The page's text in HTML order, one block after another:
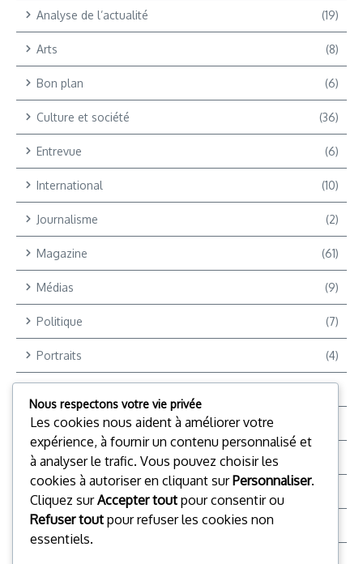
Analyse de l’actualité (19)
Arts (8)
Bon plan (6)
Culture et société (36)
Entrevue (6)
International (10)
Journalisme (2)
Magazine (61)
Médias (9)
Politique (7)
Portraits (4)
(9)
Reportages Vidéo
Reporter +
Sports
Nous respectons votre vie privée
Les cookies nous aident à améliorer votre
expérience, à fournir un contenu personnalisé et
à analyser le trafic. Vous pouvez choisir les
cookies à autoriser en cliquant surPersonnaliser.
Cliquez surAccepter tout pour consentir ou
Refuser tout pour refuser les cookies non
essentiels.